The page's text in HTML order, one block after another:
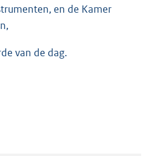
en de Kamer
van de dag.